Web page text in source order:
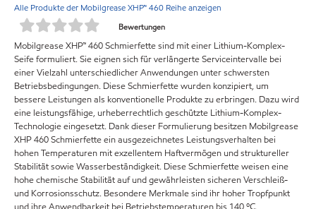
Alle Produkte der Mobilgrease XHP™ 460 Reihe anzeigen
Bewertungen
Mobilgrease XHP™ 460 Schmierfette sind mit einer Lithium-Komplex-
Seife formuliert. Sie eignen sich für verlängerte Serviceintervalle bei
einer Vielzahl unterschiedlicher Anwendungen unter schwersten
Betriebsbedingungen. Diese Schmierfette wurden konzipiert, um
bessere Leistungen als konventionelle Produkte zu erbringen. Dazu wird
eine leistungsfähige, urheberrechtlich geschützte Lithium-Komplex-
Technologie eingesetzt. Dank dieser Formulierung besitzen Mobilgrease
XHP 460 Schmierfette ein ausgezeichnetes Leistungsverhalten bei
hohen Temperaturen mit exzellentem Haftvermögen und struktureller
Stabilität sowie Wasserbeständigkeit. Diese Schmierfette weisen eine
hohe chemische Stabilität auf und gewährleisten sicheren Verschleiß-
und Korrosionsschutz. Besondere Merkmale sind ihr hoher Tropfpunkt